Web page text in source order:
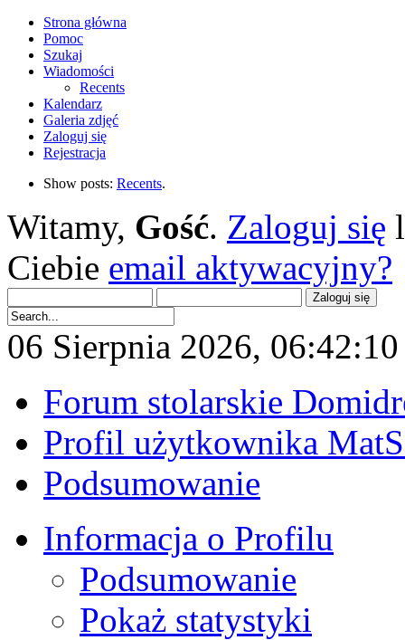
Strona główna
Pomoc
Szukaj
Wiadomości
Recents
Kalendarz
Galeria zdjęć
Zaloguj się
Rejestracja
Show posts: Recents.
Witamy, Gość. Zaloguj się
Ciebie email aktywacyjny?
06 Sierpnia 2026,
Forum stolarskie
Profil użytkownika
Podsumowanie
Informacja o Profilu
Podsumowanie
Pokaż statystyki